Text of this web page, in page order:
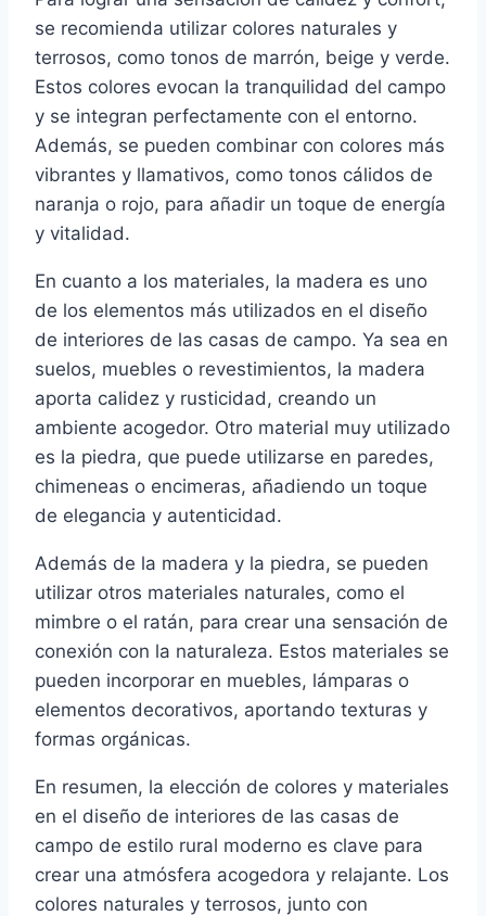
se recomienda utilizar colores naturales y
terrosos, como tonos de marrón, beige y verde.
Estos colores evocan la tranquilidad del campo
y se integran perfectamente con el entorno.
Además, se pueden combinar con colores más
vibrantes y llamativos, como tonos cálidos de
naranja o rojo, para añadir un toque de energía
y vitalidad.
En cuanto a los materiales, la madera es uno
de los elementos más utilizados en el diseño
de interiores de las casas de campo. Ya sea en
suelos, muebles o revestimientos, la madera
aporta calidez y rusticidad, creando un
ambiente acogedor. Otro material muy utilizado
es la piedra, que puede utilizarse en paredes,
chimeneas o encimeras, añadiendo un toque
de elegancia y autenticidad.
Además de la madera y la piedra, se pueden
utilizar otros materiales naturales, como el
mimbre o el ratán, para crear una sensación de
conexión con la naturaleza. Estos materiales se
pueden incorporar en muebles, lámparas o
elementos decorativos, aportando texturas y
formas orgánicas.
En resumen, la elección de colores y materiales
en el diseño de interiores de las casas de
campo de estilo rural moderno es clave para
crear una atmósfera acogedora y relajante. Los
colores naturales y terrosos, junto con